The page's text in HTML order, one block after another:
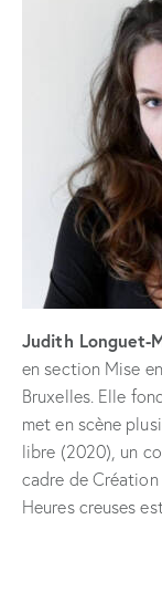
Judith Longuet-
en section Mise
Bruxelles. Elle
met en scène
libre (2020), un
cadre de
Heures creuses